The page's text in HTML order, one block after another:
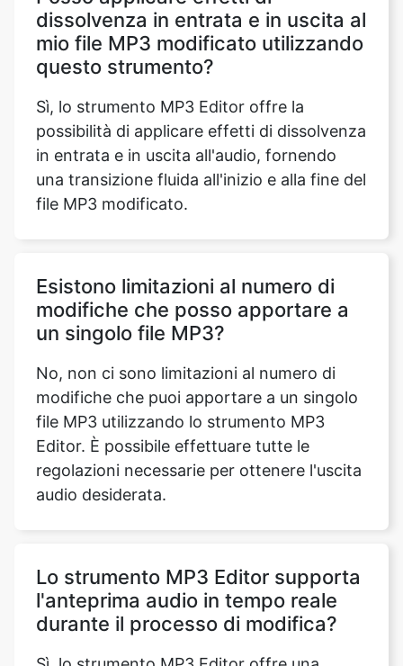
Sì, lo strumento MP3 Editor offre la
possibilità di applicare effetti di dissolvenza
in entrata e in uscita all'audio, fornendo
una transizione fluida all'inizio e alla fine del
file MP3 modificato.
Esistono limitazioni al numero di
No, non ci sono limitazioni al numero di
modifiche che puoi apportare a un singolo
file MP3 utilizzando lo strumento MP3
Editor. È possibile effettuare tutte le
regolazioni necessarie per ottenere l'uscita
audio desiderata.
Lo strumento MP3 Editor supporta
Sì, lo strumento MP3 Editor offre una
funzione di anteprima audio in tempo reale,
che consente di ascoltare le modifiche
apportate prima di finalizzare il processo di